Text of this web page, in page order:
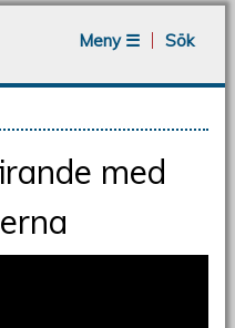
Meny ☰
Sök
med